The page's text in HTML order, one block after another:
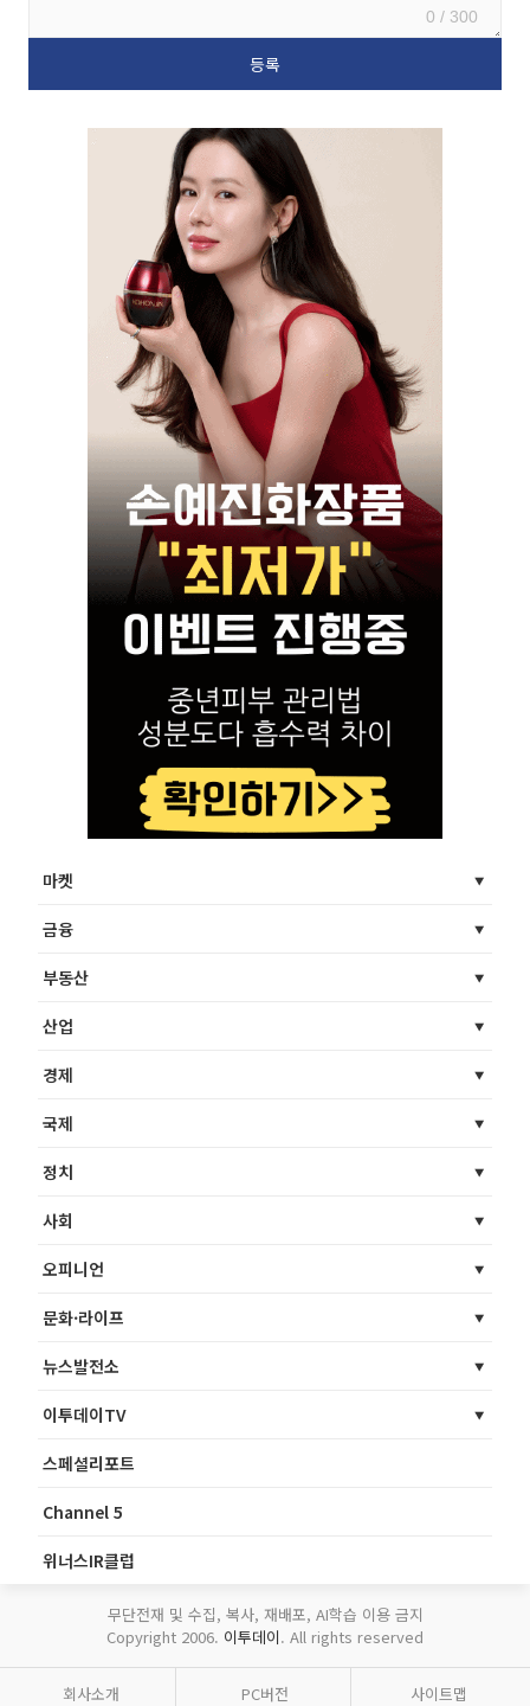
0 / 300
마켓
금융
부동산
산업
경제
국제
정치
사회
오피니언
문화·라이프
뉴스발전소
이투데이TV
스페셜리포트
Channel 5
위너스IR클럽
무단전재 및 수집, 복사, 재배포, AI학습 이용 금지
Copyright 2006. 이투데이. All rights reserved
회사소개 PC버전 사이트맵